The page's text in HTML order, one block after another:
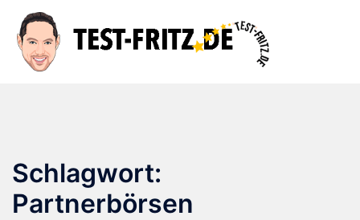
Inhalt
springen
Schlagwort:
Partnerbörsen